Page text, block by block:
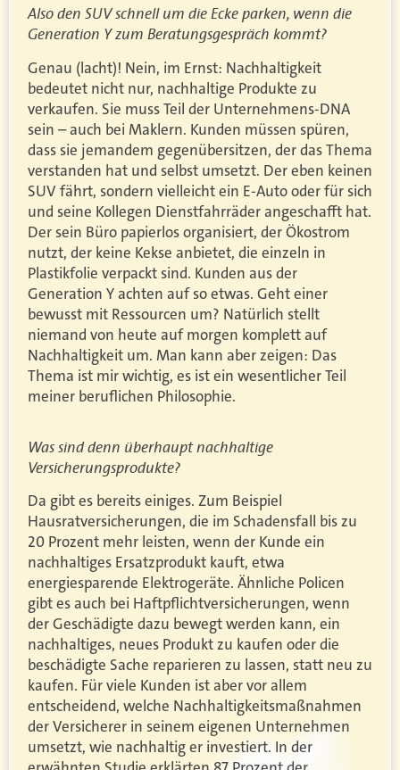
Also den SUV schnell um die Ecke parken, wenn die
Generation Y zum Beratungsgespräch kommt?
Genau (lacht)! Nein, im Ernst: Nachhaltigkeit
bedeutet nicht nur, nachhaltige Produkte zu
verkaufen. Sie muss Teil der Unternehmens-DNA
sein – auch bei Maklern. Kunden müssen spüren,
dass sie jemandem gegenübersitzen, der das Thema
verstanden hat und selbst umsetzt. Der eben keinen
SUV fährt, sondern vielleicht ein E-Auto oder für sich
und seine Kollegen Dienstfahrräder angeschafft hat.
Der sein Büro papierlos organisiert, der Ökostrom
nutzt, der keine Kekse anbietet, die einzeln in
Plastikfolie verpackt sind. Kunden aus der
Generation Y achten auf so etwas. Geht einer
bewusst mit Ressourcen um? Natürlich stellt
niemand von heute auf morgen komplett auf
Nachhaltigkeit um. Man kann aber zeigen: Das
Thema ist mir wichtig, es ist ein wesentlicher Teil
meiner beruflichen Philosophie.
Was sind denn überhaupt nachhaltige
Versicherungsprodukte?
Da gibt es bereits einiges. Zum Beispiel
Hausratversicherungen, die im Schadensfall bis zu
20 Prozent mehr leisten, wenn der Kunde ein
nachhaltiges Ersatzprodukt kauft, etwa
energiesparende Elektrogeräte. Ähnliche Policen
gibt es auch bei Haftpflichtversicherungen, wenn
der Geschädigte dazu bewegt werden kann, ein
nachhaltiges, neues Produkt zu kaufen oder die
beschädigte Sache reparieren zu lassen, statt neu zu
kaufen. Für viele Kunden ist aber vor allem
entscheidend, welche Nachhaltigkeitsmaßnahmen
der Versicherer in seinem eigenen Unternehmen
umsetzt, wie nachhaltig er investiert. In der